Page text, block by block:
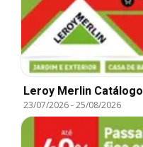
Leroy Merlin Catálogo
23/07/2026-25/08/2026